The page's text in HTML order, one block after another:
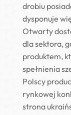
drobiu
dysponuje
Otwarty
dla sektora,
produktem,
spełnienia
Polscy
rynkowej
strona